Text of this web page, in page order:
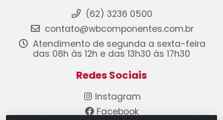
(62) 3236 0500
contato@wbcomponentes.com.br
Atendimento de segunda a sexta-feira
das 08h às 12h e das 13h30 às 17h30
Redes Sociais
Instagram
Facebook